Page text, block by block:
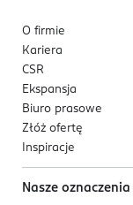
O firmie
Kariera
CSR
Ekspansja
Biuro prasowe
Złóż ofertę
Inspiracje
Nasze oznaczenia